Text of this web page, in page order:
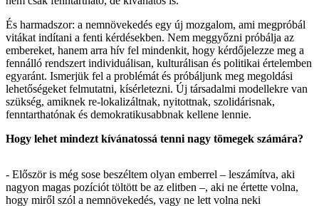
És harmadszor: a nemnövekedés egy új mozgalom, ami megpróbál
vitákat indítani a fenti kérdésekben. Nem meggyőzni próbálja az
embereket, hanem arra hív fel mindenkit, hogy kérdőjelezze meg a
fennálló rendszert individuálisan, kulturálisan és politikai értelemben
egyaránt. Ismerjük fel a problémát és próbáljunk meg megoldási
lehetőségeket felmutatni, kísérletezni. Új társadalmi modellekre van
szükség, amiknek re-lokalizáltnak, nyitottnak, szolidárisnak,
fenntarthatónak és demokratikusabbnak kellene lennie.
Hogy lehet mindezt kívánatossá tenni nagy tömegek számára?
- Először is még sose beszéltem olyan emberrel – leszámítva, aki
nagyon magas pozíciót töltött be az elitben –, aki ne értette volna,
hogy miről szól a nemnövekedés, vagy ne lett volna neki